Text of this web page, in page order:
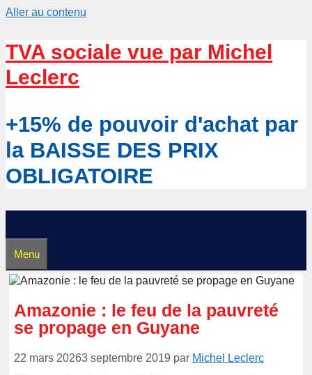
Aller au contenu
TVA sociale vue par Michel
Leclerc
+15% de pouvoir d'achat par
la BAISSE DES PRIX
OBLIGATOIRE
Menu
Amazonie : le feu de la pauvreté
se propage en Guyane
22 mars 20263 septembre 2019 par Michel Leclerc